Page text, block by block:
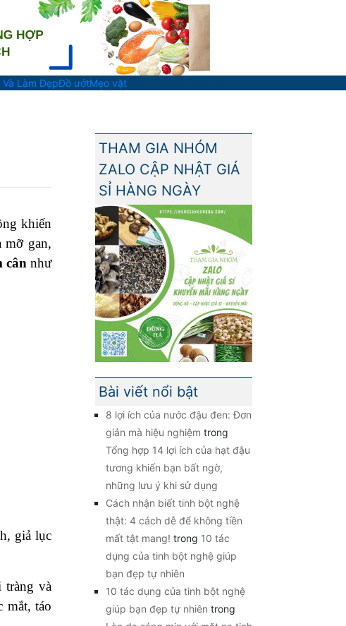
Và Làm ĐẹpĐồ ướtMẹo vặt
khiến
mỡ gan,
cân như
giả lục
tràng và
mắt, táo
THAM GIA NHÓM
ZALO CẬP NHẬT GIÁ
SỈ HÀNG NGÀY
Bài viết nổi bật
8 lợi ích của nước đậu đen: Đơn
giản mà hiệu nghiệm trong
Tổng hợp 14 lợi ích của hạt đậu
tương khiến bạn bất ngờ,
những lưu ý khi sử dụng
Cách nhận biết tinh bột nghệ
thật: 4 cách dễ để không tiền
mất tật mang! trong 10 tác
dụng của tinh bột nghệ giúp
bạn đẹp tự nhiên
10 tác dụng của tinh bột nghệ
giúp bạn đẹp tự nhiên trong